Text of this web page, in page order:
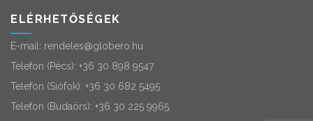
ELÉRHETŐSÉGEK
E-mail: rendeles@globero.hu
Telefon (Pécs): +36 30 898 9547
Telefon (Siófok): +36 30 682 5495
Telefon (Budaörs): +36 30 225 9965